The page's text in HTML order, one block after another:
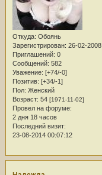
Откуда: Обоянь
Зарегистрирован: 26-02-2008
Приглашений: 0
Сообщений: 582
Уважение: [+74/-0]
Позитив: [+34/-1]
Пол: Женский
Возраст: 54 [1971-11-02]
Провел на форуме:
2 дня 18 часов
Последний визит:
23-08-2014 00:07:12